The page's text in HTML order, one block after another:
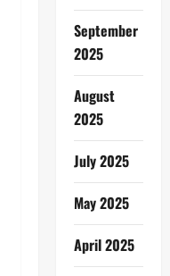
September
2025
August
2025
July 2025
May 2025
April 2025